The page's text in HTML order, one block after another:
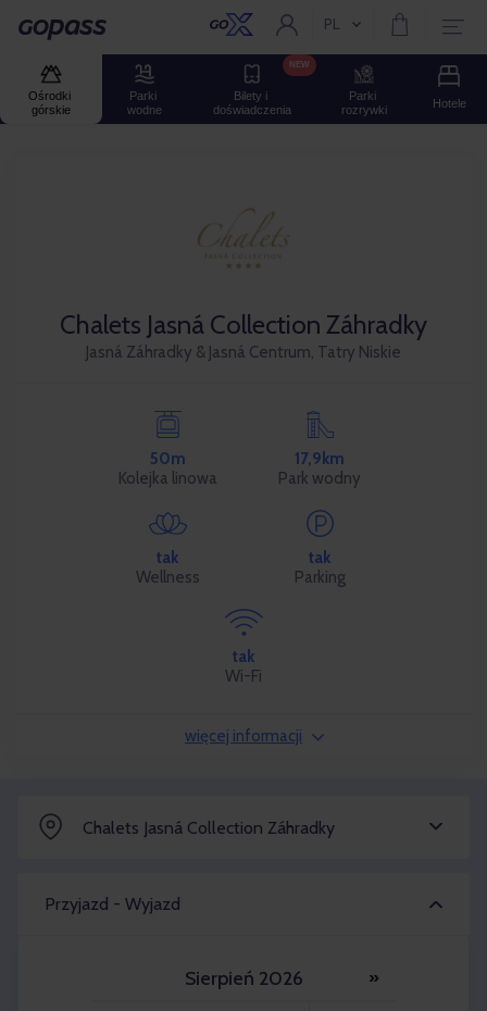
Gopass Aktualny język:
PL
Ośrodki
górskie
Parki
wodne
Bilety i
doświadczenia
NEW
Parki
rozrywki
Hotele
Chalets Jasná Collection Záhradky
Jasná Záhradky & Jasná Centrum, Tatry Niskie
50m
Kolejka linowa
17,9km
Park wodny
tak
Wellness
tak
Parking
tak
Wi-Fi
więcej informacji
Chalets Jasná Collection Záhradky
Przyjazd - Wyjazd
Sierpień 2026 »